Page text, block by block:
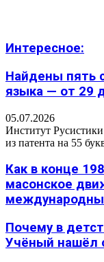
Интересное:
Найдены пять
языка — от 29
05.07.2026
Институт
из патента на 55
Как в конце
масонское
Почему в
Учёный нашёл